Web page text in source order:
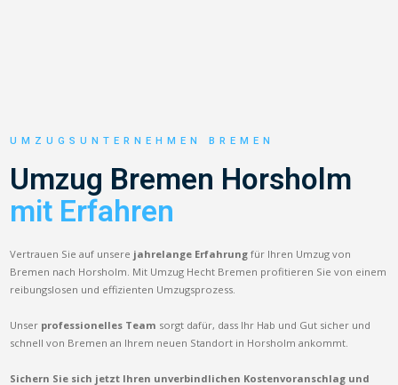
UMZUGSUNTERNEHMEN BREMEN
Umzug Bremen Horsholm
mit Erfahren
Vertrauen Sie auf unsere jahrelange Erfahrung für Ihren Umzug von
Bremen nach Horsholm. Mit Umzug Hecht Bremen profitieren Sie von einem
reibungslosen und effizienten Umzugsprozess.
Unser professionelles Team sorgt dafür, dass Ihr Hab und Gut sicher und
schnell von Bremen an Ihrem neuen Standort in Horsholm ankommt.
Sichern Sie sich jetzt Ihren unverbindlichen Kostenvoranschlag und